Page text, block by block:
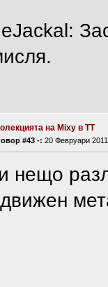
на Mixy в ТТ
#43 -: 20 Февруари
нещо